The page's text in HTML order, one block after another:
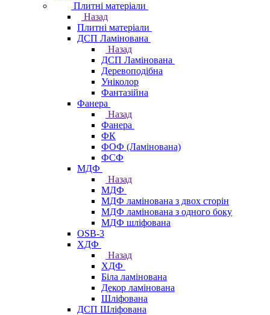
Плитні матеріали
Назад
Плитні матеріали
ДСП Ламінована
Назад
ДСП Ламінована
Деревоподібна
Уніколор
Фантазійна
Фанера
Назад
Фанера
ФК
ФОФ (Ламінована)
ФСФ
МДФ
Назад
МДФ
МДФ ламінована з двох сторін
МДФ ламінована з одного боку
МДФ шліфована
OSB-3
ХДФ
Назад
ХДФ
Біла ламінована
Декор ламінована
Шліфована
ДСП Шліфована